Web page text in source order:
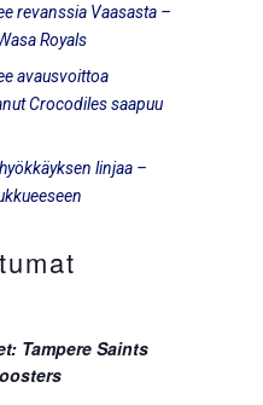
revanssia Vaasasta –
Royals
avausvoittoa
Crocodiles saapuu
linjaa –
Tampere Saints